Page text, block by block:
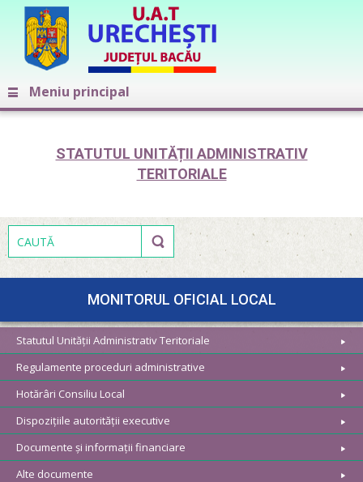
Meniu principal
STATUTUL UNITĂȚII ADMINISTRATIV
TERITORIALE
MONITORUL OFICIAL LOCAL
Statutul Unității Administrativ Teritoriale
Regulamente proceduri administrative
Hotărâri Consiliu Local
Dispozițiile autorității executive
Documente și informații financiare
Alte documente